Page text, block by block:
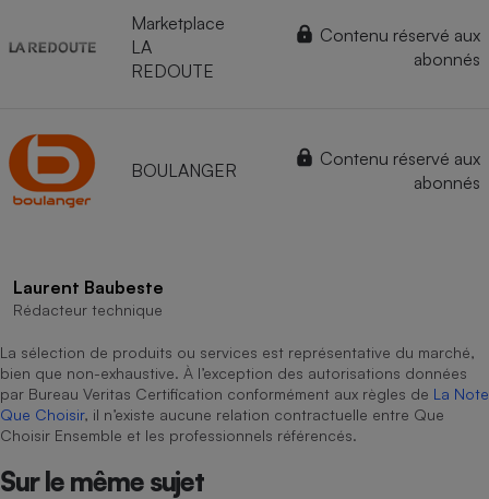
Marketplace
LA
REDOUTE
Contenu réservé aux
abonnés
BOULANGER
Contenu réservé aux
abonnés
Laurent Baubeste
Rédacteur technique
La sélection de produits ou services est représentative du marché,
bien que non-exhaustive. À l’exception des autorisations données
par Bureau Veritas Certification conformément aux règles de La Note
Que Choisir, il n’existe aucune relation contractuelle entre Que
Choisir Ensemble et les professionnels référencés.
Sur le même sujet